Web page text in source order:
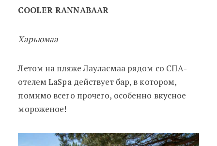
COOLER RANNABAAR
Харьюмаа
Летом на пляже Лауласмаа рядом со СПА-
отелем LaSpa действует бар, в котором,
помимо всего прочего, особенно вкусное
мороженое!